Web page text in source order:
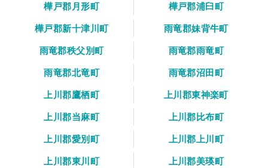
樺戸郡月形町
樺戸郡浦臼町
樺戸郡新十津川町
雨竜郡妹背牛町
雨竜郡秩父別町
雨竜郡雨竜町
雨竜郡北竜町
雨竜郡沼田町
上川郡鷹栖町
上川郡東神楽町
上川郡当麻町
上川郡比布町
上川郡愛別町
上川郡上川町
上川郡東川町
上川郡美瑛町